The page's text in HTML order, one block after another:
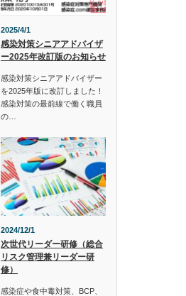
2025/4/1
感染対策シニアアドバイザ
ー2025年改訂版のお知らせ
感染対策シニアアドバイザー
を2025年版に改訂しました！
感染対策の最前線で働く職員
の…
2024/12/1
次世代リーダー研修（総合
リスク管理兼リーダー研
修）
感染症や食中毒対策、BCP、